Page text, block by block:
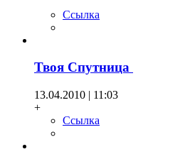
Ссылка
Твоя Спутница
13.04.2010 | 11:03
+
Ссылка